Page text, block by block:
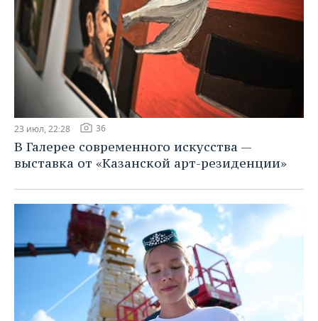
23 июл, 22:28 36
В Галерее современного искусства —
выставка от «Казанской арт-резиденции»